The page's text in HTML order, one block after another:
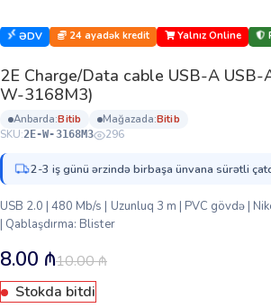
ƏDV 24 ayadək kredit Yalnız Online
2E Сharge/Data сable USB-A USB-
W-3168M3)
anbarda: bi̇ti̇b mağazada: bi̇ti̇b
SKU:2E-W-3168M3 296
2-3 iş günü ərzində birbaşa ünvana sürətli
USB 2.0 | 480 Mb/s | Uzunluq 3 m | PVC gövdə |
| Qablaşdırma: Blister
10.00₼
8.00 ₼
Stokda bitdi